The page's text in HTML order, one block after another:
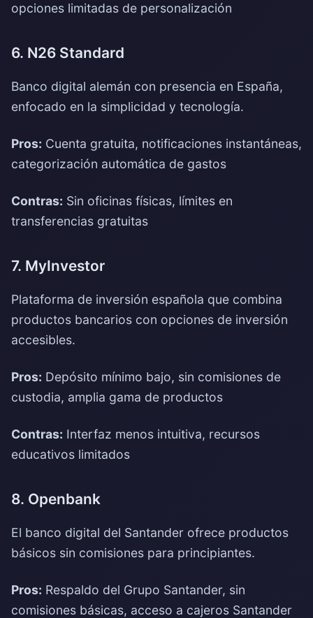
opciones limitadas de personalización
6. N26 Standard
Banco digital alemán con presencia en España,
enfocado en la simplicidad y tecnología.
Pros: Cuenta gratuita, notificaciones instantáneas,
categorización automática de gastos
Contras: Sin oficinas físicas, límites en
transferencias gratuitas
7. MyInvestor
Plataforma de inversión española que combina
productos bancarios con opciones de inversión
accesibles.
Pros: Depósito mínimo bajo, sin comisiones de
custodia, amplia gama de productos
Contras: Interfaz menos intuitiva, recursos
educativos limitados
8. Openbank
El banco digital del Santander ofrece productos
básicos sin comisiones para principiantes.
Pros: Respaldo del Grupo Santander, sin
comisiones básicas, acceso a cajeros Santander